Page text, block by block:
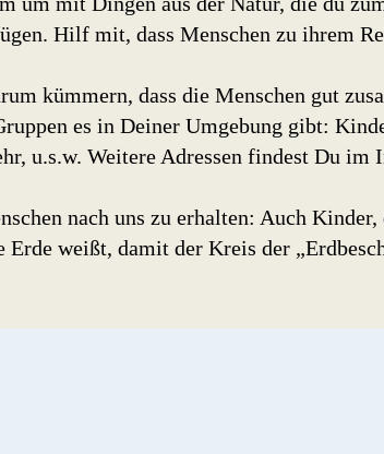
Hilf mit, dass Menschen zu ihrem
kümmern, dass die Menschen gut
es in Deiner Umgebung gibt:
u.s.w. Weitere Adressen findest Du im
nach uns zu erhalten: Auch
weißt, damit der Kreis der